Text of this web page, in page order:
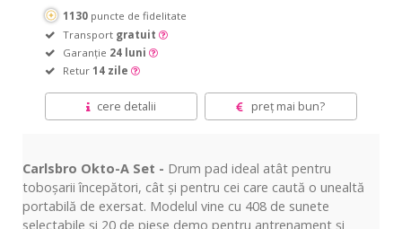
1130 puncte de fidelitate
Transport gratuit
Garanție 24 luni
Retur 14 zile
cere detalii preț mai bun?
Carlsbro Okto-A Set - Drum pad ideal atât pentru
toboșarii începători, cât și pentru cei care caută o unealtă
portabilă de exersat. Modelul vine cu 408 de sunete
selectabile și 20 de piese demo pentru antrenament și